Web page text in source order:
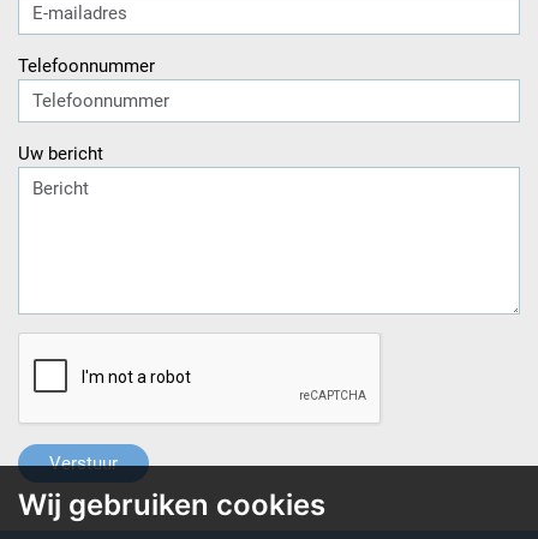
Telefoonnummer
Uw bericht
Verstuur
Wij gebruiken cookies